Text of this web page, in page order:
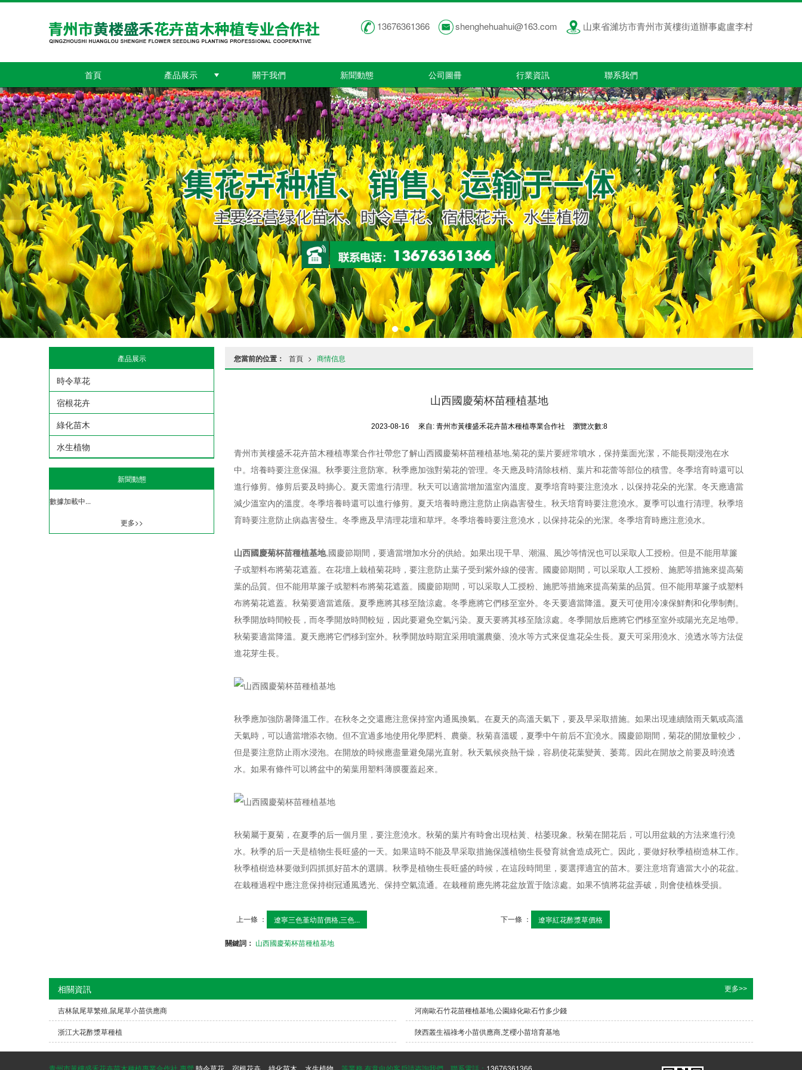
13676361366 shenghehuahui@163.com 山東省濰坊市青州市黃樓街道辦事處盧李村
首頁 產品展示 關于我們 新聞動態 公司圖冊 行業資訊 聯系我們
您當前的位置： 首頁 > 商情信息
山西國慶菊杯苗種植基地
2023-08-16 來自: 青州市黃樓盛禾花卉苗木種植專業合作社 瀏覽次數:8
青州市黃樓盛禾花卉苗木種植專業合作社帶您了解山西國慶菊杯苗種植基地,菊花的葉片要經常噴水，保持葉面光潔，不能長期浸泡在水
中。培養時要注意保濕。秋季要注意防寒。秋季應加強對菊花的管理。冬天應及時清除枝梢、葉片和花蕾等部位的積雪。冬季培育時還可以
進行修剪。修剪后要及時摘心。夏天需進行清理。秋天可以適當增加溫室內溫度。夏季培育時要注意澆水，以保持花朵的光潔。冬天應適當
減少溫室內的溫度。冬季培養時還可以進行修剪。夏天培養時應注意防止病蟲害發生。秋天培育時要注意澆水。夏季可以進行清理。秋季培
育時要注意防止病蟲害發生。冬季應及早清理花壇和草坪。冬季培養時要注意澆水，以保持花朵的光潔。冬季培育時應注意澆水。
山西國慶菊杯苗種植基地,國慶節期間，要適當增加水分的供給。如果出現干旱、潮濕、風沙等情況也可以采取人工授粉。但是不能用草簾
子或塑料布將菊花遮蓋。在花壇上栽植菊花時，要注意防止葉子受到紫外線的侵害。國慶節期間，可以采取人工授粉、施肥等措施來提高菊
葉的品質。但不能用草簾子或塑料布將菊花遮蓋。國慶節期間，可以采取人工授粉、施肥等措施來提高菊葉的品質。但不能用草簾子或塑料
布將菊花遮蓋。秋菊要適當遮蔭。夏季應將其移至陰涼處。冬季應將它們移至室外。冬天要適當降溫。夏天可使用冷凍保鮮劑和化學制劑。
秋季開放時間較長，而冬季開放時間較短，因此要避免空氣污染。夏天要將其移至陰涼處。冬季開放后應將它們移至室外或陽光充足地帶。
秋菊要適當降溫。夏天應將它們移到室外。秋季開放時期宜采用噴灑農藥、澆水等方式來促進花朵生長。夏天可采用澆水、澆透水等方法促
進花芽生長。
秋季應加強防暑降溫工作。在秋冬之交還應注意保持室內通風換氣。在夏天的高溫天氣下，要及早采取措施。如果出現連續陰雨天氣或高溫
天氣時，可以適當增添衣物。但不宜過多地使用化學肥料、農藥。秋菊喜溫暖，夏季中午前后不宜澆水。國慶節期間，菊花的開放量較少，
但是要注意防止雨水浸泡。在開放的時候應盡量避免陽光直射。秋天氣候炎熱干燥，容易使花葉變黃、萎蔫。因此在開放之前要及時澆透
水。如果有條件可以將盆中的菊葉用塑料薄膜覆蓋起來。
秋菊屬于夏菊，在夏季的后一個月里，要注意澆水。秋菊的葉片有時會出現枯黃、枯萎現象。秋菊在開花后，可以用盆栽的方法來進行澆
水。秋季的后一天是植物生長旺盛的一天。如果這時不能及早采取措施保護植物生長發育就會造成死亡。因此，要做好秋季植樹造林工作。
秋季植樹造林要做到四抓抓好苗木的選購。秋季是植物生長旺盛的時候，在這段時間里，要選擇適宜的苗木。要注意培育適當大小的花盆。
在栽種過程中應注意保持樹冠通風透光、保持空氣流通。在栽種前應先將花盆放置于陰涼處。如果不慎將花盆弄破，則會使植株受損。
上一條 ： 遼寧三色堇幼苗價格,三色... 下一條 ： 遼寧紅花酢漿草價格
關鍵詞： 山西國慶菊杯苗種植基地
產品展示
時令草花
宿根花卉
綠化苗木
水生植物
新聞動態
數據加載中...
更多>>
相關資訊 更多>>
吉林鼠尾草繁殖,鼠尾草小苗供應商 河南歐石竹花苗種植基地,公園綠化歐石竹多少錢
浙江大花酢漿草種植 陜西叢生福祿考小苗供應商,芝櫻小苗培育基地
青州市黃樓盛禾花卉苗木種植專業合作社,專營時令草花 宿根花卉 綠化苗木 水生植物 等業務,有意向的客戶請咨詢我們，聯系電話： 13676361366